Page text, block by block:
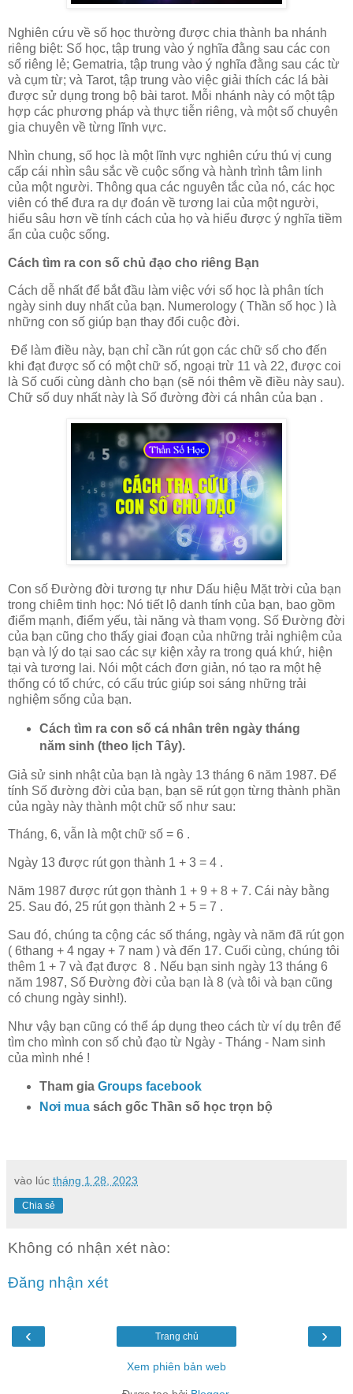
Nghiên cứu về số học thường được chia thành ba nhánh
riêng biệt: Số học, tập trung vào ý nghĩa đằng sau các con
số riêng lẻ; Gematria, tập trung vào ý nghĩa đằng sau các từ
và cụm từ; và Tarot, tập trung vào việc giải thích các lá bài
được sử dụng trong bộ bài tarot. Mỗi nhánh này có một tập
hợp các phương pháp và thực tiễn riêng, và một số chuyên
gia chuyên về từng lĩnh vực.
Nhìn chung, số học là một lĩnh vực nghiên cứu thú vị cung
cấp cái nhìn sâu sắc về cuộc sống và hành trình tâm linh
của một người. Thông qua các nguyên tắc của nó, các học
viên có thể đưa ra dự đoán về tương lai của một người,
hiểu sâu hơn về tính cách của họ và hiểu được ý nghĩa tiềm
ẩn của cuộc sống.
Cách tìm ra con số chủ đạo cho riêng Bạn
Cách dễ nhất để bắt đầu làm việc với số học là phân tích
ngày sinh duy nhất của bạn. Numerology ( Thần số học ) là
những con số giúp bạn thay đổi cuộc đời.
Để làm điều này, bạn chỉ cần rút gọn các chữ số cho đến
khi đạt được số có một chữ số, ngoại trừ 11 và 22, được coi
là Số cuối cùng dành cho bạn (sẽ nói thêm về điều này sau).
Chữ số duy nhất này là Số đường đời cá nhân của bạn .
Con số Đường đời tương tự như Dấu hiệu Mặt trời của bạn
trong chiêm tinh học: Nó tiết lộ danh tính của bạn, bao gồm
điểm mạnh, điểm yếu, tài năng và tham vọng. Số Đường đời
của bạn cũng cho thấy giai đoạn của những trải nghiệm của
bạn và lý do tại sao các sự kiện xảy ra trong quá khứ, hiện
tại và tương lai. Nói một cách đơn giản, nó tạo ra một hệ
thống có tổ chức, có cấu trúc giúp soi sáng những trải
nghiệm sống của bạn.
Cách tìm ra con số cá nhân trên ngày tháng
năm sinh (theo lịch Tây).
Giả sử sinh nhật của bạn là ngày 13 tháng 6 năm 1987. Để
tính Số đường đời của bạn, bạn sẽ rút gọn từng thành phần
của ngày này thành một chữ số như sau:
Tháng, 6, vẫn là một chữ số = 6 .
Ngày 13 được rút gọn thành 1 + 3 = 4 .
Năm 1987 được rút gọn thành 1 + 9 + 8 + 7. Cái này bằng
25. Sau đó, 25 rút gọn thành 2 + 5 = 7 .
Sau đó, chúng ta cộng các số tháng, ngày và năm đã rút gọn
( 6thang + 4 ngay + 7 nam ) và đến 17. Cuối cùng, chúng tôi
thêm 1 + 7 và đạt được 8 . Nếu bạn sinh ngày 13 tháng 6
năm 1987, Số Đường đời của bạn là 8 (và tôi và bạn cũng
có chung ngày sinh!).
Như vậy bạn cũng có thể áp dụng theo cách từ ví dụ trên để
tìm cho mình con số chủ đạo từ Ngày - Tháng - Nam sinh
của mình nhé !
Tham gia Groups facebook
Nơi muasách gốc Thần số học trọn bộ
vào lúc tháng 1 28, 2023
Chia sẻ
Không có nhận xét nào:
Đăng nhận xét
‹ ›
Trang chủ
Xem phiên bản web